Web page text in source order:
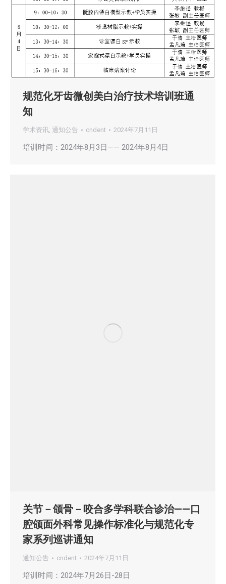
规范化牙齿微创美白治疗技术培训班通
知
学术资讯, 通知公告 cndent 2024年7月11日
培训时间：2024年8月3日—— 2024年8月4日
关节－颌骨－咬合多学科联合诊治——口
腔颌面外科常见操作标准化与规范化专
家系列巡讲通知
通知公告 cndent 2024年7月11日
培训时间：2024年7月26日-28日